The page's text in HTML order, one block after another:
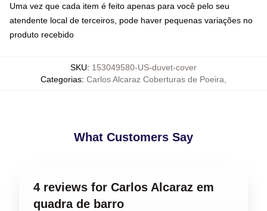
Uma vez que cada item é feito apenas para você pelo seu
atendente local de terceiros, pode haver pequenas variações no
produto recebido
SKU: 153049580-US-duvet-cover
Categorias: Carlos Alcaraz Coberturas de Poeira
What Customers Say
4 reviews for Carlos Alcaraz em
quadra de barro